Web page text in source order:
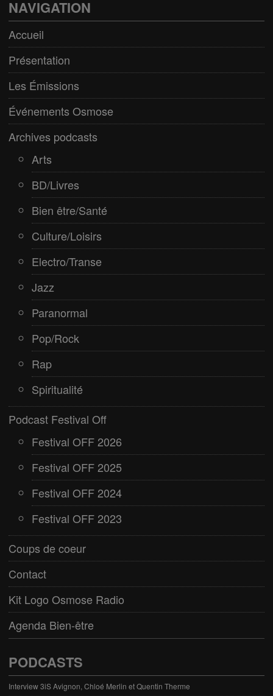
Bien être/Santé
Culture/Loisirs
Electro/Transe
Paranormal
Pop/Rock
Rap
Spiritualité
NAVIGATION
Accueil
Présentation
Les Émissions
Événements Osmose
Archives podcasts
Arts
BD/Livres
Bien être/Santé
Culture/Loisirs
Electro/Transe
Jazz
Paranormal
Pop/Rock
Rap
Spiritualité
Podcast Festival Off
Festival OFF 2026
Festival OFF 2025
Festival OFF 2024
Festival OFF 2023
Coups de coeur
Contact
Kit Logo Osmose Radio
Agenda Bien-être
PODCASTS
Interview 3iS Avignon, Chloé Merlin et Quentin Therme